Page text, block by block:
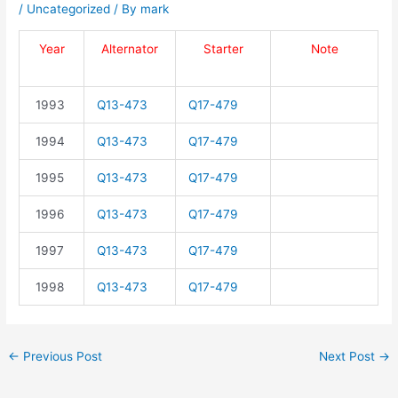
/ Uncategorized / By mark
Year Alternator Starter Note
1993 Q13-473 Q17-479
1994 Q13-473 Q17-479
1995 Q13-473 Q17-479
1996 Q13-473 Q17-479
1997 Q13-473 Q17-479
1998 Q13-473 Q17-479
← Previous Post Next Post →